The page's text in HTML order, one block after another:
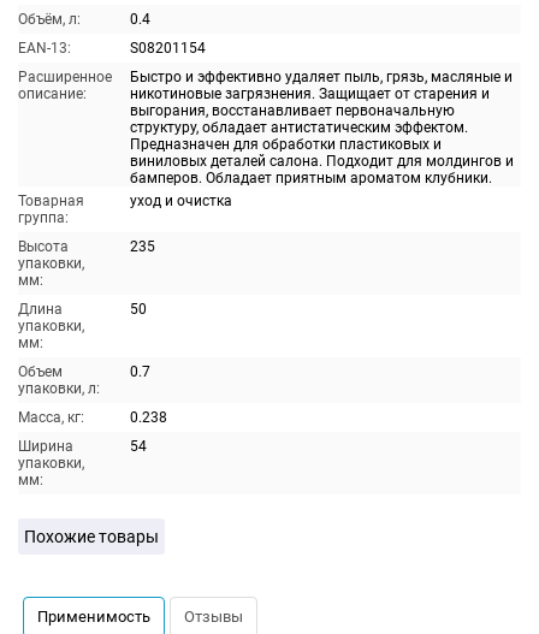
Объём, л:
0.4
EAN-13:
S08201154
Расширенное
описание:
Быстро и эффективно удаляет пыль, грязь, масляные и
никотиновые загрязнения. Защищает от старения и
выгорания, восстанавливает первоначальную
структуру, обладает антистатическим эффектом.
Предназначен для обработки пластиковых и
виниловых деталей салона. Подходит для молдингов и
бамперов. Обладает приятным ароматом клубники.
Товарная
группа:
уход и очистка
Высота
упаковки,
мм:
235
Длина
упаковки,
мм:
50
Объем
упаковки, л:
0.7
Масса, кг:
0.238
Ширина
упаковки,
мм:
54
Похожие товары
Применимость Отзывы